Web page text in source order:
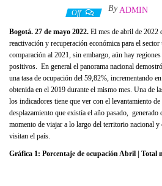
Off By ADMIN
Bogotá. 27 de mayo 2022. El mes de abril de 2022
reactivación y recuperación económica para el
comparación al 2021, sin embargo, aún hay
positivos. En general el panorama nacional
una tasa de ocupación del 59,82%, incrementando
obtenida en el 2019 durante el mismo mes. Una de
los indicadores tiene que ver con el levantamiento
desplazamiento que existía el año pasado,
momento de viajar a lo largo del territorio nacional y
visitan el país.
Gráfica 1: Porcentaje de ocupación Abril | Total